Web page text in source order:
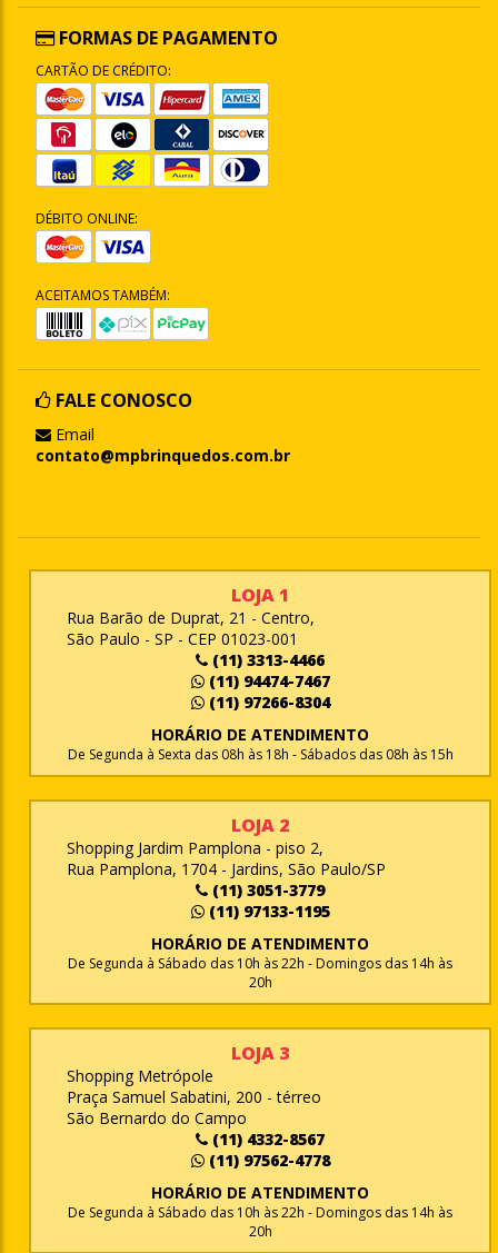
FORMAS DE PAGAMENTO
CARTÃO DE CRÉDITO:
DÉBITO ONLINE:
ACEITAMOS TAMBÉM:
FALE CONOSCO
Email
contato@mpbrinquedos.com.br
LOJA 1
Rua Barão de Duprat, 21 - Centro,
São Paulo - SP - CEP 01023-001
(11) 3313-4466
(11) 94474-7467
(11) 97266-8304
HORÁRIO DE ATENDIMENTO
De Segunda à Sexta das 08h às 18h - Sábados das 08h às 15h
LOJA 2
Shopping Jardim Pamplona - piso 2,
Rua Pamplona, 1704 - Jardins, São Paulo/SP
(11) 3051-3779
(11) 97133-1195
HORÁRIO DE ATENDIMENTO
De Segunda à Sábado das 10h às 22h - Domingos das 14h às
20h
LOJA 3
Shopping Metrópole
Praça Samuel Sabatini, 200 - térreo
São Bernardo do Campo
(11) 4332-8567
(11) 97562-4778
HORÁRIO DE ATENDIMENTO
De Segunda à Sábado das 10h às 22h - Domingos das 14h às
20h